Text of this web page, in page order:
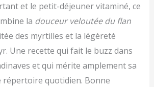
et le petit-déjeuner vitaminé, ce
la douceur veloutée du flan
des myrtilles et la légèreté
Une recette qui fait le buzz dans
et qui mérite amplement sa
répertoire quotidien. Bonne